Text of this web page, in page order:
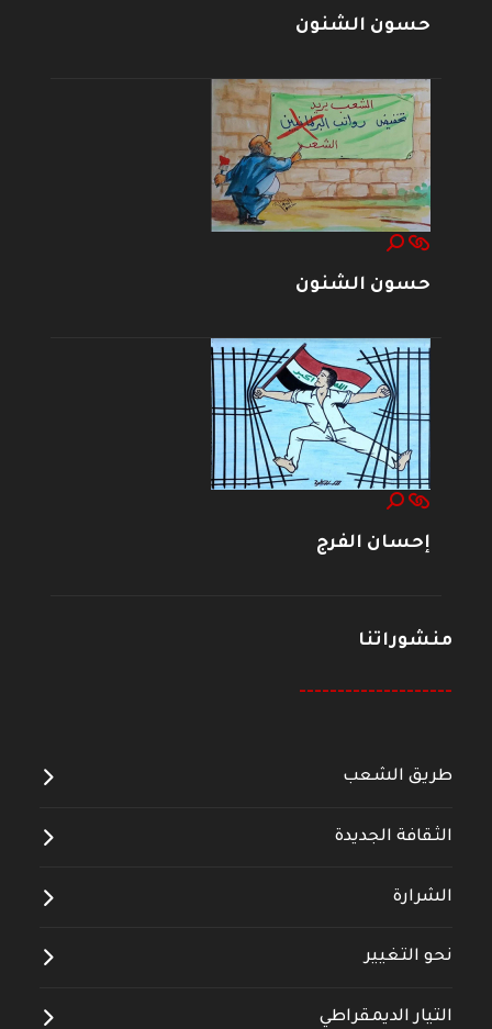
حسون الشنون
حسون الشنون
إحسان الفرج
منشوراتنا
--------------------
طريق الشعب
الثقافة الجديدة
الشرارة
نحو التغيير
التيار الديمقراطي